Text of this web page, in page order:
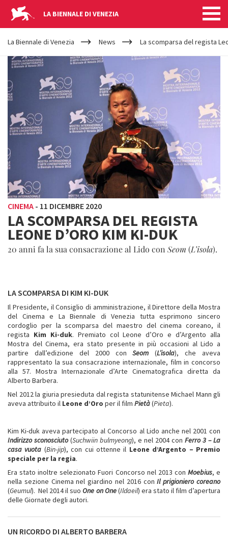
LA BIENNALE DI VENEZIA
YOUR
ARE
HERE
La Biennale di Venezia News La scomparsa del regista
CINEMA - 11 DICEMBRE 2020
LA SCOMPARSA DEL REGISTA
LEONE D’ORO KIM KI-DUK
20 anni fa la sua consacrazione al Lido con Seom (L’isola).
LA SCOMPARSA DI KIM KI-DUK
Il Presidente, il Consiglio di amministrazione, il Direttore della Mostra
del Cinema e La Biennale di Venezia tutta esprimono sincero
cordoglio per la scomparsa del maestro del cinema coreano, il
regista Kim Ki-duk. Premiato col Leone d’Oro e d’Argento alla
Mostra del Cinema, era stato presente in più occasioni al Lido a
partire dall’edizione del 2000 conSeom (L’isola), che aveva
rappresentato la sua consacrazione internazionale, film in concorso
alla 57. Mostra Internazionale d’Arte Cinematografica diretta da
Alberto Barbera.
Nel 2012 la giuria presieduta dal regista statunitense Michael Mann gli
aveva attribuito il Leone d’Oro per il film Pietà(Pieta).
Kim Ki-duk aveva partecipato al Concorso al Lido anche nel 2001 con
Indirizzo sconosciuto(Suchwiin bulmyeong), e nel 2004 con Ferro 3 – La
casa vuota (Bin-jip), con cui ottenne il Leone d’Argento – Premio
speciale per la regia.
Era stato inoltre selezionato Fuori Concorso nel 2013 con Moebius, e
nella sezione Cinema nel giardino nel 2016 conIl prigioniero coreano
(Geumul). Nel 2014 il suo One on One(Ildaeil) era stato il film d’apertura
delle Giornate degli autori.
UN RICORDO DI ALBERTO BARBERA